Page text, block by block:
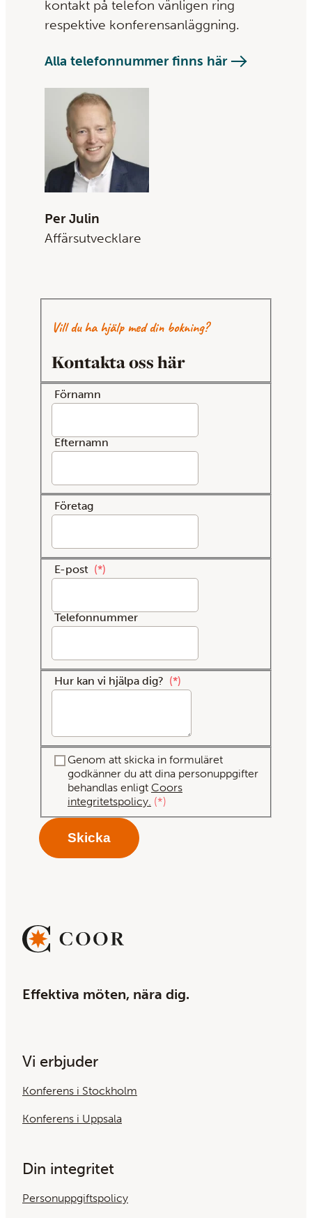
kontakt på telefon vänligen ring
respektive konferensanläggning.
Alla telefonnummer finns här
Per Julin
Affärsutvecklare
Vill du ha hjälp med din bokning?
Kontakta oss här
Förnamn
Efternamn
Företag
E-post *
Telefonnummer
Hur kan vi hjälpa dig? *
Genom att skicka in formuläret
godkänner du att dina personuppgifter
behandlas enligtCoors
integritetspolicy.
*
Effektiva möten, nära dig.
Vi erbjuder
Konferens i Stockholm
Konferens i Uppsala
Din integritet
Personuppgiftspolicy